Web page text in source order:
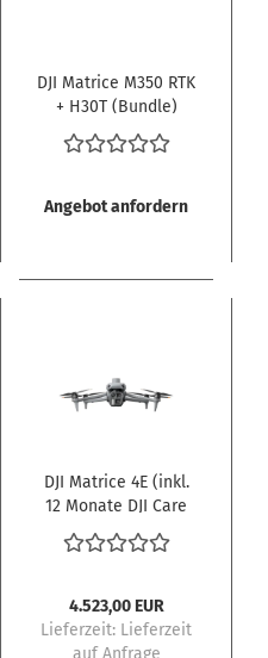
DJI Matrice M350 RTK
+ H30T (Bundle)
(inkl. 24 Monate
Care Enterprise
Angebot anfordern
DJI Matrice 4E (inkl.
12 Monate DJI Care
Enterprise Plus)
4.523,00 EUR
Lieferzeit: Lieferzeit
auf Anfrage